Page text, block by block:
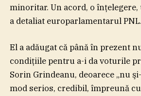
minoritar. Un acord, o înţelegere,
a detaliat europarlamentarul PNL.
El a adăugat că până în prezent
condiţiile pentru a-i da voturile
Sorin Grindeanu, deoarece „nu
mod serios, credibil, împreună